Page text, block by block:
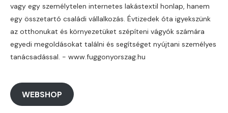
vagy egy személytelen internetes lakástextil honlap, hanem
egy összetartó családi vállalkozás. Évtizedek óta igyekszünk
az otthonukat és környezetüket szépíteni vágyók számára
egyedi megoldásokat találni és segítséget nyújtani személyes
tanácsadással. - www.fuggonyorszag.hu
WEBSHOP